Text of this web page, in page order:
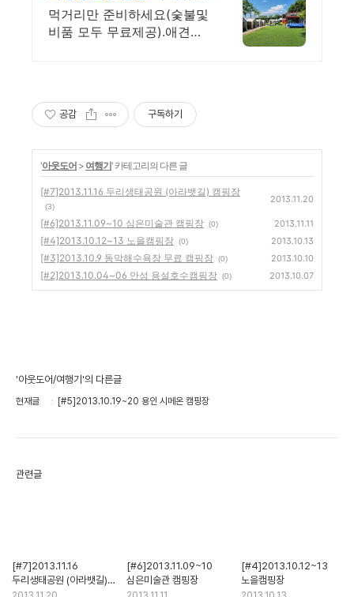
소대여 수영장 트램폴린
애견놀이터
먹거리만 준비하세요(숯불및
비품 모두 무료제공).애견동
공감 구독하기
'아웃도어 > 여행기' 카테고리의 다른 글
[#7]2013.11.16 두리생태공원 (아라뱃길) 캠핑장
(3)
2013.11.20
[#6]2013.11.09~10 심은미술관 캠핑장 (0) 2013.11.11
[#4]2013.10.12~13 노을캠핑장 (0) 2013.10.13
[#3]2013.10.9 동막해수욕장 무료 캠핑장 (0) 2013.10.10
[#2]2013.10.04~06 안성 용설호수캠핑장 (0) 2013.10.07
'아웃도어/여행기'의 다른글
현재글 [#5]2013.10.19~20 용인 시메온 캠핑장
관련글
[#7]2013.11.16
두리생태공원 (아라뱃길)
캠핑장
[#6]2013.11.09~10
심은미술관 캠핑장
[#4]2013.10.12~13
노을캠핑장